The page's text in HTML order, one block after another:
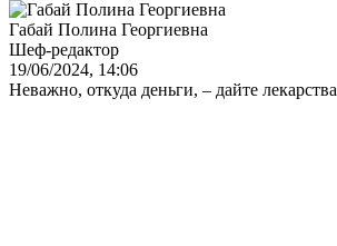
Габай Полина Георгиевна
Шеф-редактор
19/06/2024, 14:06
Неважно, откуда деньги, – дайте лекарства